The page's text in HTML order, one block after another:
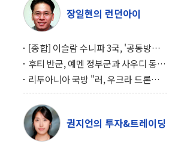
장일현의 런던아이
[종합] 이슬람 수니파 3국, '공동방위
협정' 체결… 이스라엘·이란 위협에
맞설 자체 억지력 강화
후티 반군, 예멘 정부군과 사우디 동시
공격… 위기 고조되는 또 다른 중동 화
약고
리투아니아 국방 "러, 우크라 드론으
로 나토 회원국 공격 검토… 거짓 깃발
작전"
권지언의 투자&트레이딩